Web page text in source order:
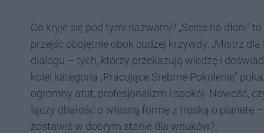
Co kryje się pod tymi nazwami? „Serce na dłoni”
przejść obojętnie obok cudzej krzywdy. „Mistrz
dialogu – tych, którzy przekazują wiedzę i
kolei kategoria „Pracujące Srebrne Pokolenie”
ogromny atut, profesjonalizm i spokój. Nowość,
łączy dbałość o własną formę z troską o planetę
zostawić w dobrym stanie dla wnuków?.